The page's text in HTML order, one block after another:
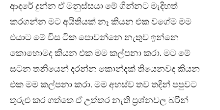
ආදරේ දුන්න ඒ මනුස්සයා මේ ගින්නට මැදිහත්
කරගන්න මට අයිතියක් නෑ කියන එක වගේම මම
එයාට මේ විස ටික පොවන්නෙ නැතුව ඉන්නෙ
කොහොමද කියන එක මම කල්පනා කරා. මට මේ
සටන තනියෙන් දරන්න කොන්දක් තියෙනවද කියන
එක මම කල්පනා කරා. මම අහස්ව තව තදින් පපුවට
තුරුළු කර ගත්තෙ ඒ උත්තර නැති ප්‍රශ්නවල බරින්